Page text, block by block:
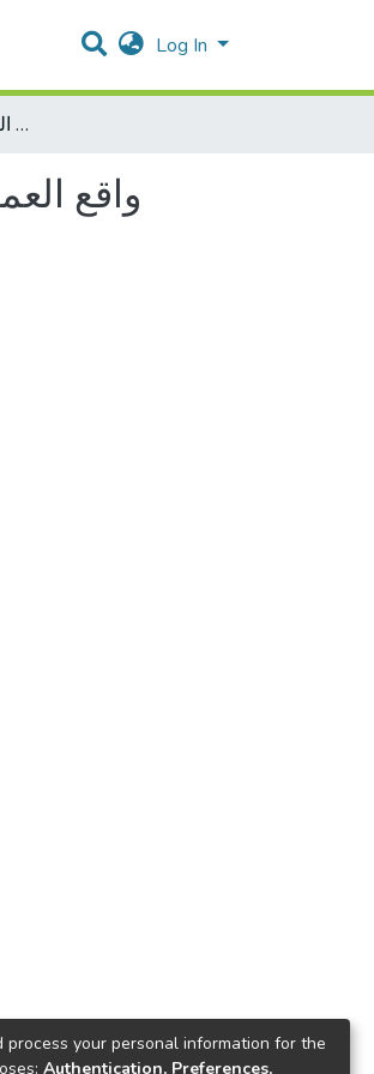
Log In
واقع العمليات الادارية لمديري المدارس الاساسية الحكومية في محافظة رام الله والبيرة ومقترح تطويرها في ضوء بعض النماذج والممارسات العالمية
واقع
process your personal information for the
Authentication, Preferences,